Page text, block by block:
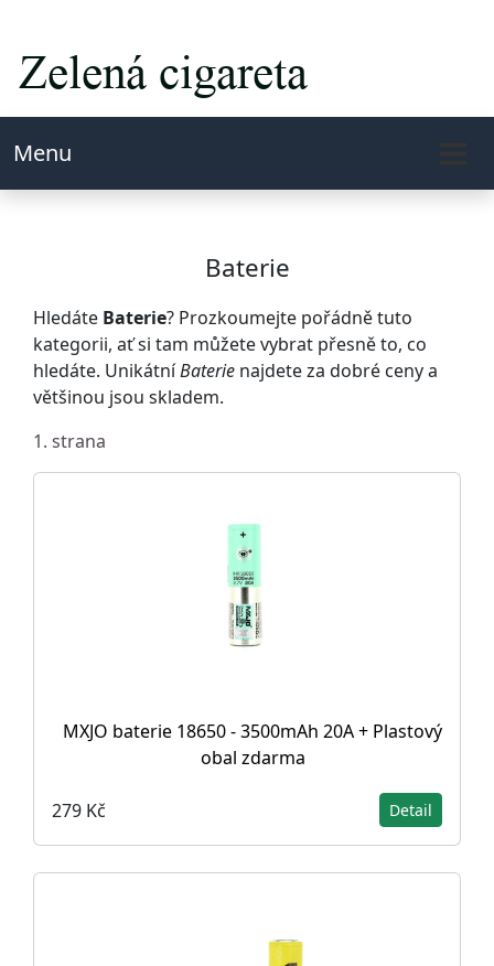
Menu
Baterie
Hledáte Baterie? Prozkoumejte pořádně tuto
kategorii, ať si tam můžete vybrat přesně to, co
hledáte. UnikátníBaterie najdete za dobré ceny a
většinou jsou skladem.
1. strana
MXJO baterie 18650 - 3500mAh 20A + Plastový
obal zdarma
279 Kč Detail